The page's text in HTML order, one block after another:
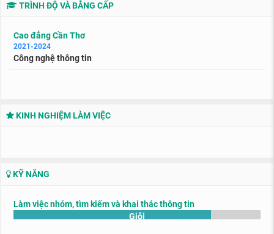
TRÌNH ĐỘ VÀ BẰNG CẤP
Cao đẳng Cần Thơ
2021-2024
Công nghệ thông tin
KINH NGHIỆM LÀM VIỆC
KỸ NĂNG
Làm việc nhóm, tìm kiếm và khai thác thông tin
Giỏi